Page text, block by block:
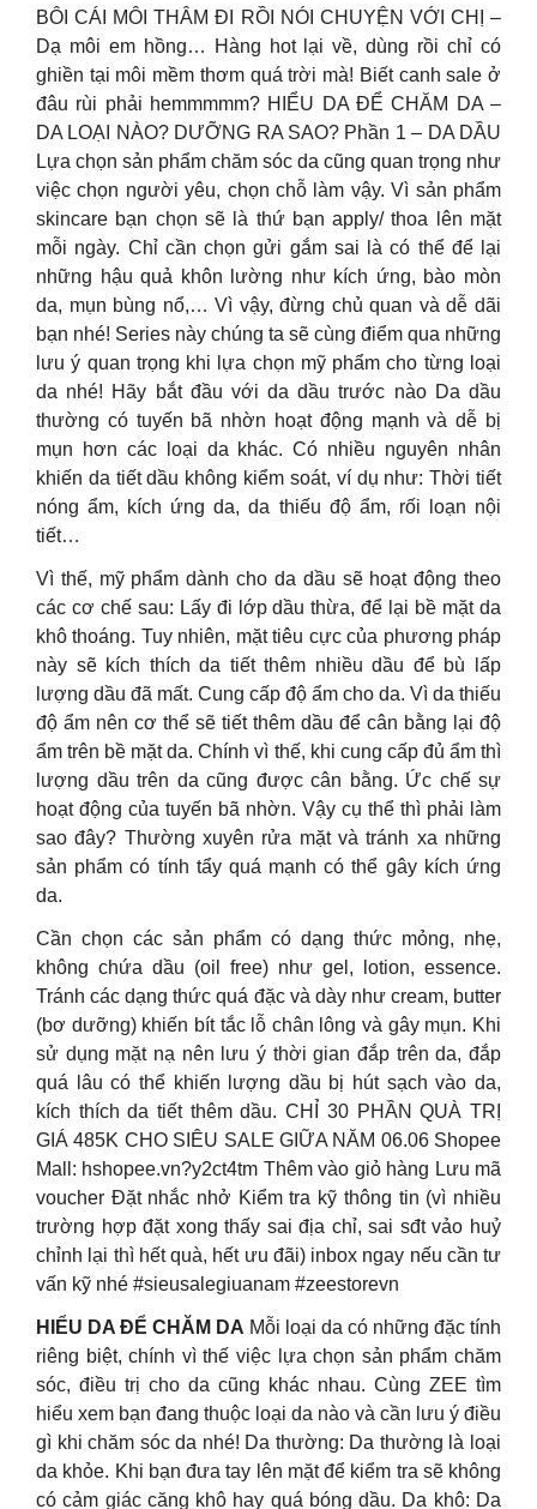
BÔI CÁI MÔI THÂM ĐI RỒI NÓI CHUYỆN VỚI CHỊ –
Dạ môi em hồng… Hàng hot lại về, dùng rồi chỉ có
ghiền tại môi mềm thơm quá trời mà! Biết canh sale ở
đâu rùi phải hemmmmm? HIỂU DA ĐỂ CHĂM DA –
DA LOẠI NÀO? DƯỠNG RA SAO? Phần 1 – DA DẦU
Lựa chọn sản phẩm chăm sóc da cũng quan trọng như
việc chọn người yêu, chọn chỗ làm vậy. Vì sản phẩm
skincare bạn chọn sẽ là thứ bạn apply/ thoa lên mặt
mỗi ngày. Chỉ cần chọn gửi gắm sai là có thể để lại
những hậu quả khôn lường như kích ứng, bào mòn
da, mụn bùng nổ,… Vì vậy, đừng chủ quan và dễ dãi
bạn nhé! Series này chúng ta sẽ cùng điểm qua những
lưu ý quan trọng khi lựa chọn mỹ phẩm cho từng loại
da nhé! Hãy bắt đầu với da dầu trước nào Da dầu
thường có tuyến bã nhờn hoạt động mạnh và dễ bị
mụn hơn các loại da khác. Có nhiều nguyên nhân
khiến da tiết dầu không kiểm soát, ví dụ như: Thời tiết
nóng ẩm, kích ứng da, da thiếu độ ẩm, rối loạn nội
tiết…
Vì thế, mỹ phẩm dành cho da dầu sẽ hoạt động theo
các cơ chế sau: Lấy đi lớp dầu thừa, để lại bề mặt da
khô thoáng. Tuy nhiên, mặt tiêu cực của phương pháp
này sẽ kích thích da tiết thêm nhiều dầu để bù lấp
lượng dầu đã mất. Cung cấp độ ẩm cho da. Vì da thiếu
độ ẩm nên cơ thể sẽ tiết thêm dầu để cân bằng lại độ
ẩm trên bề mặt da. Chính vì thế, khi cung cấp đủ ẩm thì
lượng dầu trên da cũng được cân bằng. Ức chế sự
hoạt động của tuyến bã nhờn. Vậy cụ thể thì phải làm
sao đây? Thường xuyên rửa mặt và tránh xa những
sản phẩm có tính tẩy quá mạnh có thể gây kích ứng
da.
Cần chọn các sản phẩm có dạng thức mỏng, nhẹ,
không chứa dầu (oil free) như gel, lotion, essence.
Tránh các dạng thức quá đặc và dày như cream, butter
(bơ dưỡng) khiến bít tắc lỗ chân lông và gây mụn. Khi
sử dụng mặt nạ nên lưu ý thời gian đắp trên da, đắp
quá lâu có thể khiến lượng dầu bị hút sạch vào da,
kích thích da tiết thêm dầu. CHỈ 30 PHẦN QUÀ TRỊ
GIÁ 485K CHO SIÊU SALE GIỮA NĂM 06.06 Shopee
Mall: hshopee.vn?y2ct4tm Thêm vào giỏ hàng Lưu mã
voucher Đặt nhắc nhở Kiểm tra kỹ thông tin (vì nhiều
trường hợp đặt xong thấy sai địa chỉ, sai sđt vảo huỷ
chỉnh lại thì hết quà, hết ưu đãi) inbox ngay nếu cần tư
vấn kỹ nhé #sieusalegiuanam #zeestorevn
HIỂU DA ĐỂ CHĂM DA Mỗi loại da có những đặc tính
riêng biệt, chính vì thế việc lựa chọn sản phẩm chăm
sóc, điều trị cho da cũng khác nhau. Cùng ZEE tìm
hiểu xem bạn đang thuộc loại da nào và cần lưu ý điều
gì khi chăm sóc da nhé! Da thường: Da thường là loại
da khỏe. Khi bạn đưa tay lên mặt để kiểm tra sẽ không
có cảm giác căng khô hay quá bóng dầu. Da khô: Da